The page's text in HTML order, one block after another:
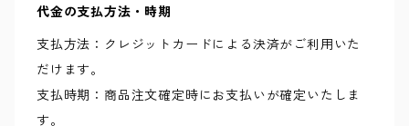
代金の支払方法・時期
支払方法：クレジットカードによる決済がご利用いた
だけます。
支払時期：商品注文確定時にお支払いが確定いたしま
す。